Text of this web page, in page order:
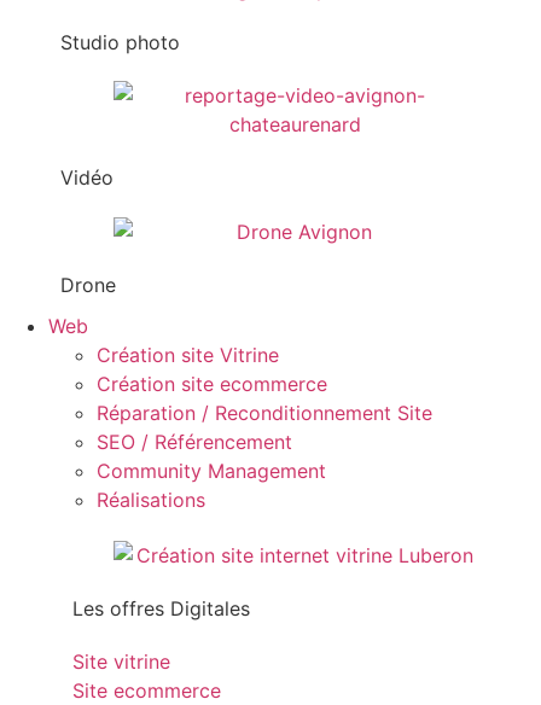
Studio photo
Vidéo
Drone
Web
Création site Vitrine
Création site ecommerce
Réparation / Reconditionnement Site
SEO / Référencement
Community Management
Réalisations
Les offres Digitales
Site vitrine
Site ecommerce